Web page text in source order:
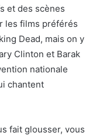
et des scènes
les films préférés
Dead, mais on y
Clinton et Barak
nationale
chantent
fait glousser, vous